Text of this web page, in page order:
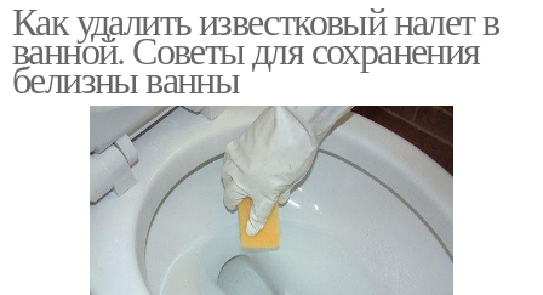
Как удалить известковый налет в
ванной. Советы для сохранения
белизны ванны